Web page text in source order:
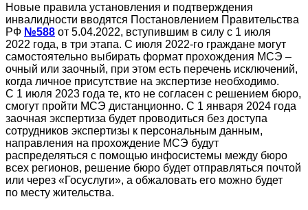
Новые правила установления и подтверждения
инвалидности вводятся Постановлением Правительства
РФ №588 от 5.04.2022, вступившим в силу с 1 июля
2022 года, в три этапа. С июля 2022-го граждане могут
самостоятельно выбирать формат прохождения МСЭ –
очный или заочный, при этом есть перечень исключений,
когда личное присутствие на экспертизе необходимо.
С 1 июля 2023 года те, кто не согласен с решением бюро,
смогут пройти МСЭ дистанционно. С 1 января 2024 года
заочная экспертиза будет проводиться без доступа
сотрудников экспертизы к персональным данным,
направления на прохождение МСЭ будут
распределяться с помощью инфосистемы между бюро
всех регионов, решение бюро будет отправляться почтой
или через «Госуслуги», а обжаловать его можно будет
по месту жительства.